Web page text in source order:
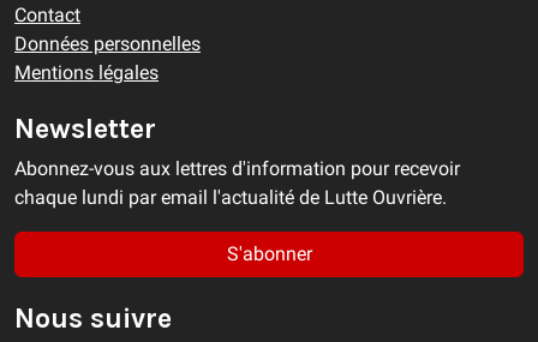
Contact
Données personnelles
Mentions légales
Newsletter
Abonnez-vous aux lettres d'information pour recevoir
chaque lundi par email l'actualité de Lutte Ouvrière.
S'abonner
Nous suivre